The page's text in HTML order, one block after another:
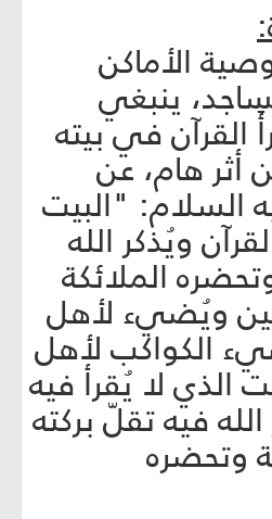
الأماكن
ينبغي
القرآن في بيته
هام، عن
السلام: "البيت
ويُذكر الله
الملائكة
ويُضيء لأهل
الكواكب لأهل
الذي لا يُقرأ فيه
فيه تقلّ بركته
وتحضره